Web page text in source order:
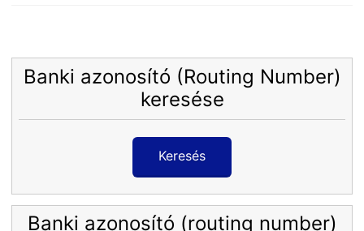
Banki azonosító (Routing Number)
keresése
Keresés
Banki azonosító (routing number)